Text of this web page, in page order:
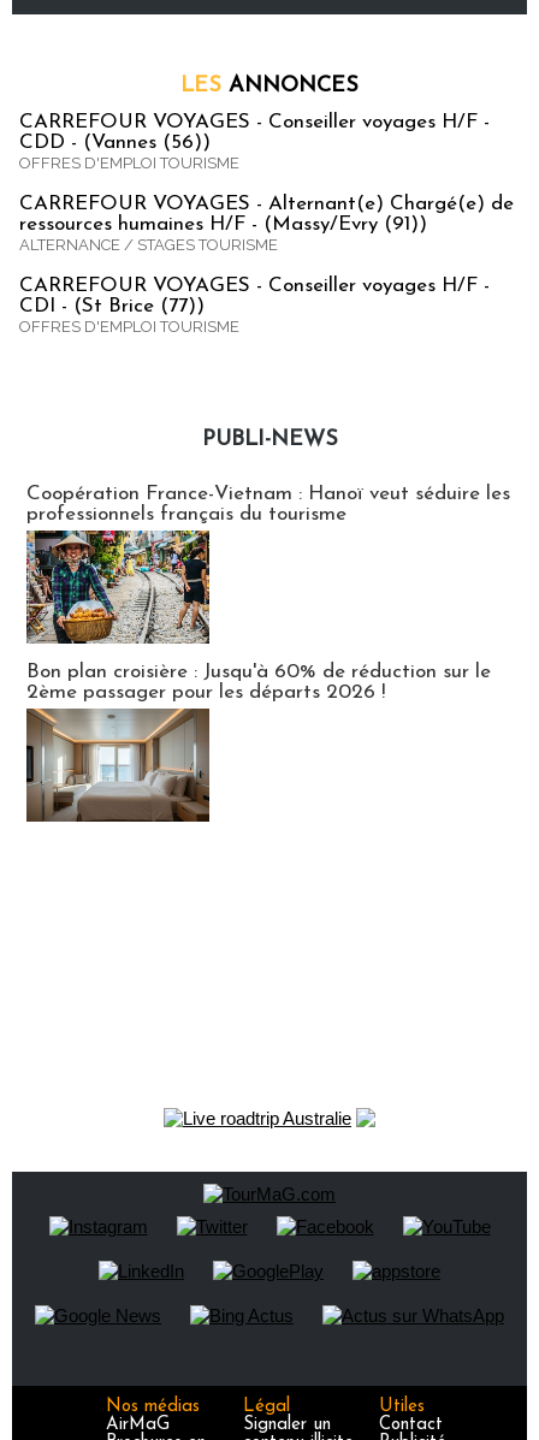
LES ANNONCES
CARREFOUR VOYAGES - Conseiller voyages H/F -
CDD - (Vannes (56))
OFFRES D'EMPLOI TOURISME
CARREFOUR VOYAGES - Alternant(e) Chargé(e) de
ressources humaines H/F - (Massy/Evry (91))
ALTERNANCE / STAGES TOURISME
CARREFOUR VOYAGES - Conseiller voyages H/F -
CDI - (St Brice (77))
OFFRES D'EMPLOI TOURISME
PUBLI-NEWS
Coopération France-Vietnam : Hanoï veut séduire les
professionnels français du tourisme
Bon plan croisière : Jusqu'à 60% de réduction sur le
2ème passager pour les départs 2026 !
Nos médias
AirMaG
Légal
Signaler un
Utiles
Contact